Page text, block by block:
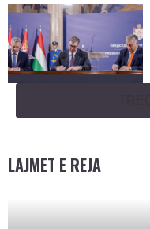
LAJMET E REJA